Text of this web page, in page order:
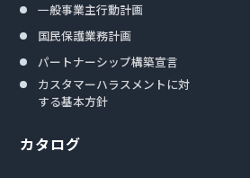
一般事業主行動計画
国民保護業務計画
パートナーシップ構築宣言
カスタマーハラスメントに対
する基本方針
カタログ